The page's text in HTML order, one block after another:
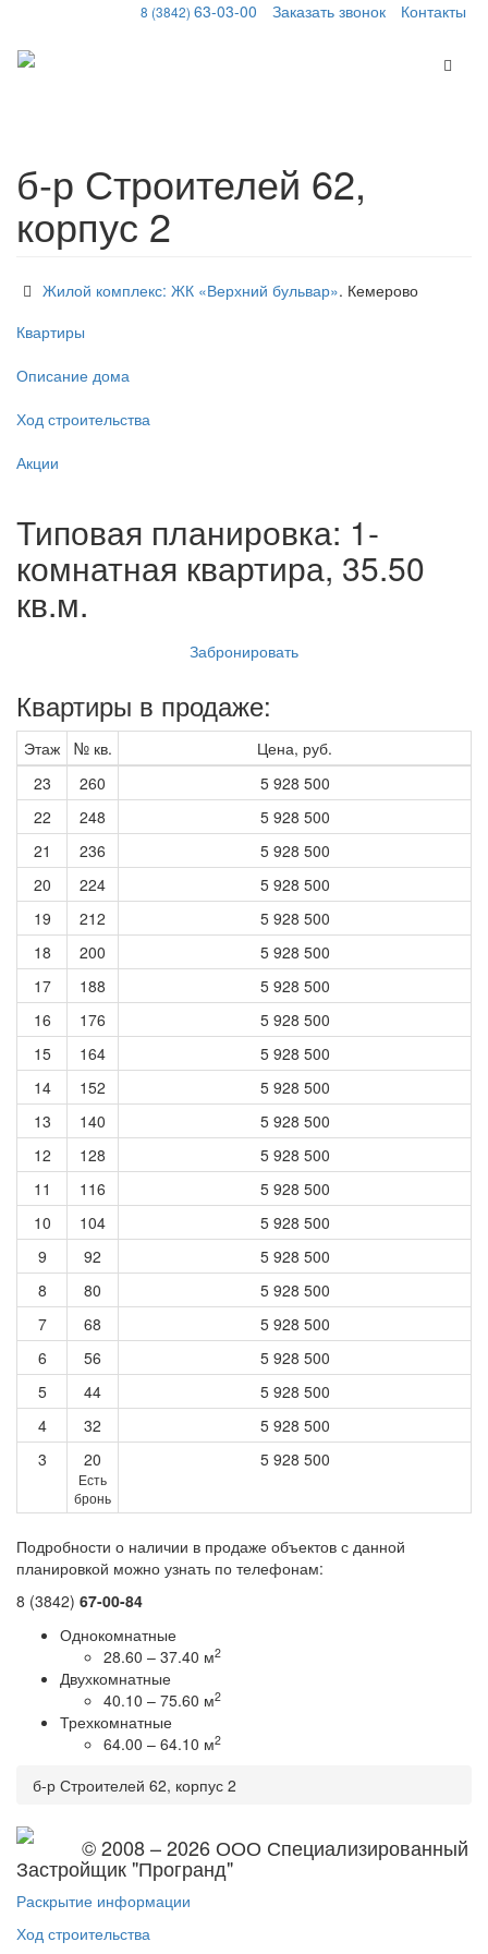
8 (3842) 63-03-00 Заказать звонок Контакты
Меню
б-р Строителей 62,
корпус 2
Жилой комплекс: ЖК «Верхний бульвар». Кемерово
Квартиры
Описание дома
Ход строительства
Акции
Типовая планировка: 1-
комнатная квартира, 35.50
кв.м.
Забронировать
Квартиры в продаже:
Этаж № кв.
Цена, руб.
23
260
5 928 500
22
248
5 928 500
21
236
5 928 500
20
224
5 928 500
19
212
5 928 500
18
200
5 928 500
17
188
5 928 500
16
176
5 928 500
15
164
5 928 500
14
152
5 928 500
13
140
5 928 500
12
128
5 928 500
11
116
5 928 500
10
104
5 928 500
9
92
5 928 500
8
80
5 928 500
7
68
5 928 500
6
56
5 928 500
5
44
5 928 500
4
32
5 928 500
3
20
Есть
бронь
5 928 500
Подробности о наличии в продаже объектов с данной
планировкой можно узнать по телефонам:
8 (3842) 67-00-84
Однокомнатные
28.60 – 37.40 м2
Двухкомнатные
40.10 – 75.60 м2
Трехкомнатные
64.00 – 64.10 м2
б-р Строителей 62, корпус 2
© 2008 – 2026 ООО Специализированный
Застройщик "Програнд"
Раскрытие информации
Ход строительства